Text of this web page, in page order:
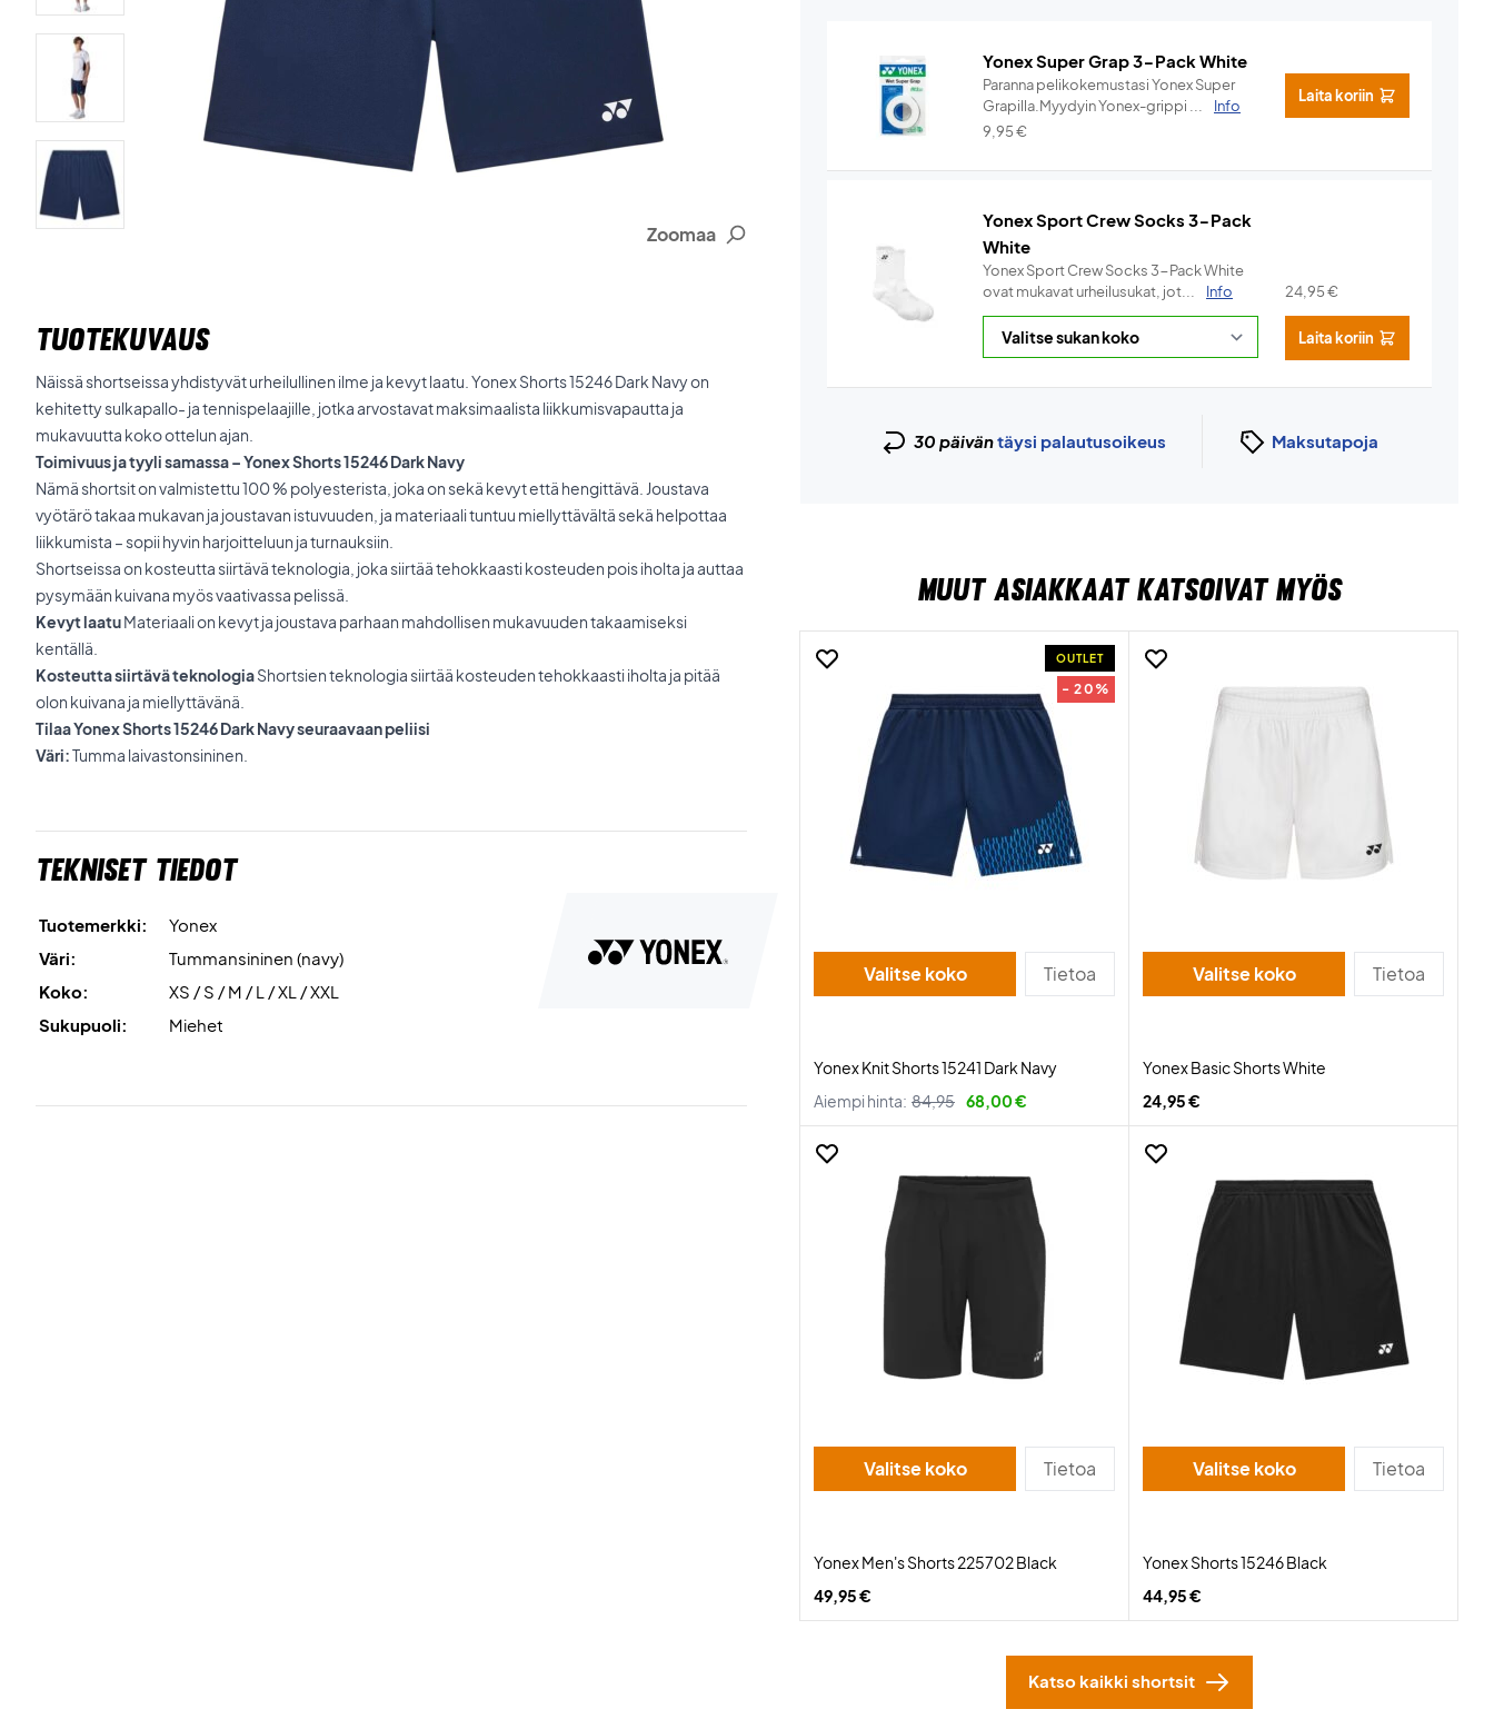
Zoomaa
TUOTEKUVAUS
Näissä shortseissa yhdistyvät urheilullinen ilme ja kevyt laatu. Yonex Shorts 15246 Dark Navy on
kehitetty sulkapallo- ja tennispelaajille, jotka arvostavat maksimaalista liikkumisvapautta ja
mukavuutta koko ottelun ajan.
Toimivuus ja tyyli samassa – Yonex Shorts 15246 Dark Navy
Nämä shortsit on valmistettu 100 % polyesterista, joka on sekä kevyt että hengittävä. Joustava
vyötärö takaa mukavan ja joustavan istuvuuden, ja materiaali tuntuu miellyttävältä sekä helpottaa
liikkumista – sopii hyvin harjoitteluun ja turnauksiin.
Shortseissa on kosteutta siirtävä teknologia, joka siirtää tehokkaasti kosteuden pois iholta ja auttaa
pysymään kuivana myös vaativassa pelissä.
Kevyt laatuMateriaali on kevyt ja joustava parhaan mahdollisen mukavuuden takaamiseksi
kentällä.
Kosteutta siirtävä teknologiaShortsien teknologia siirtää kosteuden tehokkaasti iholta ja pitää
olon kuivana ja miellyttävänä.
Tilaa Yonex Shorts 15246 Dark Navy seuraavaan peliisi
Väri:Tumma laivastonsininen.
Tekniset tiedot
Tuotemerkki:
Yonex
Väri:
Tummansininen (navy)
Koko:
XS / S / M / L / XL / XXL
Sukupuoli:
Miehet
Yonex Super Grap 3-Pack White
Paranna pelikokemustasi Yonex Super
Grapilla.Myydyin Yonex-grippi ...
Info
9,95€
Laita koriin
Yonex Sport Crew Socks 3-Pack
White
Yonex Sport Crew Socks 3-Pack White
ovat mukavat urheilusukat, jot...
Info 24,95€
Laita koriin
30 päiväntäysi palautusoikeus Maksutapoja
MUUT ASIAKKAAT KATSOIVAT MYÖS
OUTLET
- 20%
Valitse koko Tietoa
Yonex Knit Shorts 15241 Dark Navy
Aiempi hinta: 84,95 68,00 €
Valitse koko Tietoa
Yonex Basic Shorts White
24,95 €
Valitse koko Tietoa
Yonex Men's Shorts 225702 Black
49,95 €
Valitse koko Tietoa
Yonex Shorts 15246 Black
44,95 €
Katso kaikki shortsit